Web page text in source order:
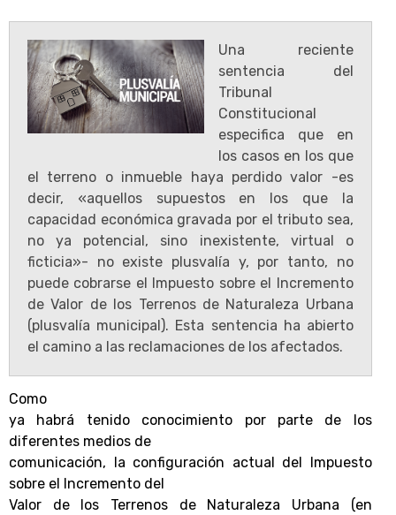
Una reciente
sentencia del
Tribunal
Constitucional
especifica que en
los casos en los que
el terreno o inmueble haya perdido valor -es
decir, «aquellos supuestos en los que la
capacidad económica gravada por el tributo sea,
no ya potencial, sino inexistente, virtual o
ficticia»- no existe plusvalía y, por tanto, no
puede cobrarse el Impuesto sobre el Incremento
de Valor de los Terrenos de Naturaleza Urbana
(plusvalía municipal). Esta sentencia ha abierto
el camino a las reclamaciones de los afectados.
Como
ya habrá tenido conocimiento por parte de los
diferentes medios de
comunicación, la configuración actual del Impuesto
sobre el Incremento del
Valor de los Terrenos de Naturaleza Urbana (en